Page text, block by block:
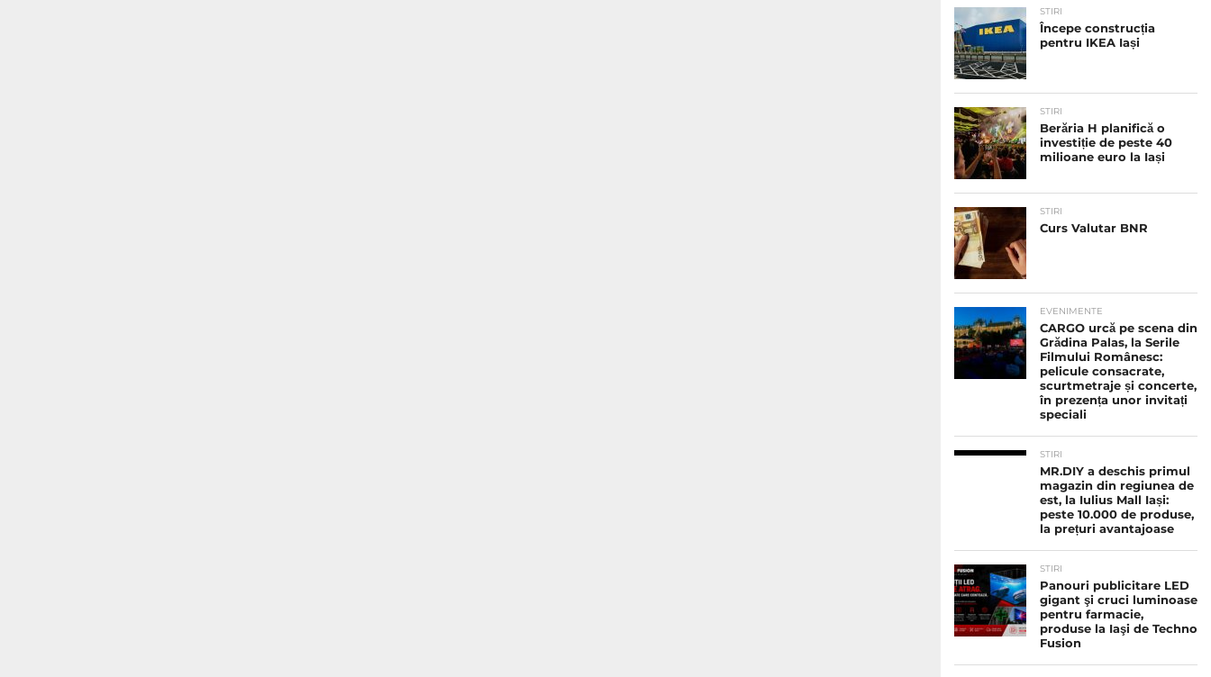
STIRI
Începe construcția
pentru IKEA Iași
STIRI
Berăria H planifică o
investiție de peste 40
milioane euro la Iași
STIRI
Curs Valutar BNR
EVENIMENTE
CARGO urcă pe scena din
Grădina Palas, la Serile
Filmului Românesc:
pelicule consacrate,
scurtmetraje și concerte,
în prezența unor invitați
speciali
STIRI
MR.DIY a deschis primul
magazin din regiunea de
est, la Iulius Mall Iași:
peste 10.000 de produse,
la prețuri avantajoase
STIRI
Panouri publicitare LED
gigant şi cruci luminoase
pentru farmacie,
produse la Iaşi de Techno
Fusion